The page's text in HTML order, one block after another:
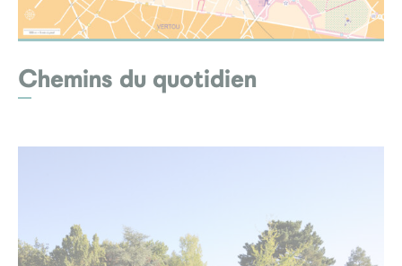
Chemins du quotidien